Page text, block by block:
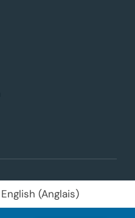
English (Anglais)